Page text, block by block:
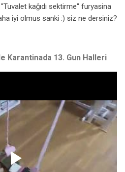
kağıdı sektirme" furyasina
iyi olmus sanki :) siz ne dersiniz?
Karantinada 13. Gun Halleri